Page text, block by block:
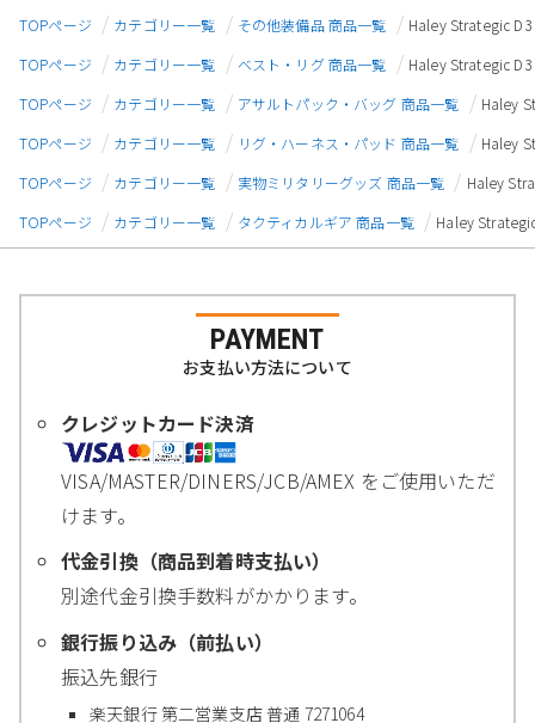
TOPページ
カテゴリー一覧 その他装備品 商品一覧
Haley Strategic D3
TOPページ
カテゴリー一覧 ベスト・リグ 商品一覧
Haley Strategic D3
TOPページ
カテゴリー一覧 アサルトパック・バッグ 商品一覧
Haley
TOPページ
カテゴリー一覧 リグ・ハーネス・パッド 商品一覧
Haley
TOPページ
カテゴリー一覧 実物ミリタリーグッズ 商品一覧
Haley
TOPページ
カテゴリー一覧 タクティカルギア 商品一覧 Haley
PAYMENT
お支払い方法について
クレジットカード決済
VISA/MASTER/DINERS/JCB/AMEX をご使用いただ
けます。
代金引換（商品到着時支払い）
別途代金引換手数料がかかります。
銀行振り込み（前払い）
振込先銀行
楽天銀行 第二営業支店 普通 7271064